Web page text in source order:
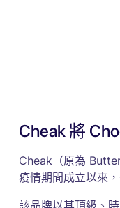
Cheak 將
Cheak（原為
疫情期間成立以來